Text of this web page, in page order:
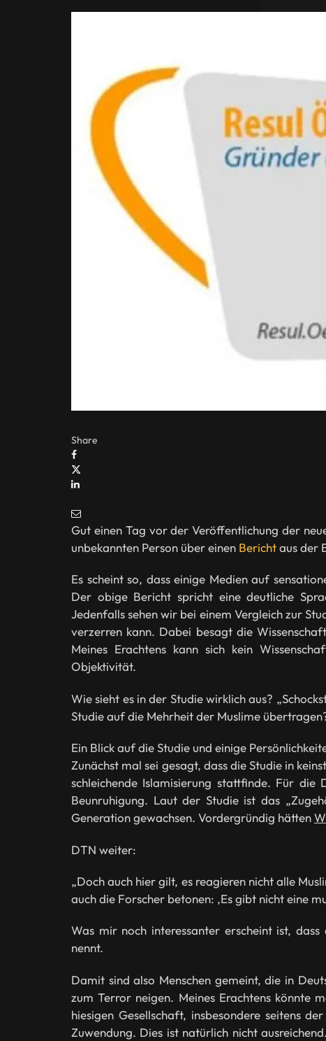
Share
Gut einen Tag vor der Veröffentlichung der
unbekannten Person über einen Berichtaus der
Es scheint so, dass einige Medien auf
Der obige Bericht spricht eine deutliche
Jedenfalls sehen wir bei einem Vergleich zur
verzerren kann. Dabei besagt die
Meines Erachtens kann sich kein
Objektivität.
Wie sieht es in der Studie wirklich aus?
Studie auf die Mehrheit der Muslime
Ein Blick auf die Studie und einige
Zunächst mal sei gesagt, dass die Studie in
schleichende Islamisierung stattfinde. Für die
Beunruhigung. Laut der Studie ist das
Generation gewachsen. Vordergründig hätten
DTN weiter:
„Doch auch hier gilt, es reagieren nicht alle
auch die Forscher betonen: ‚Es gibt nicht eine
Was mir noch interessanter erscheint ist,
nennt.
Damit sind also Menschen gemeint, die in
zum Terror neigen. Meines Erachtens könnte
hiesigen Gesellschaft, insbesondere seitens
Zuwendung. Dies ist natürlich nicht